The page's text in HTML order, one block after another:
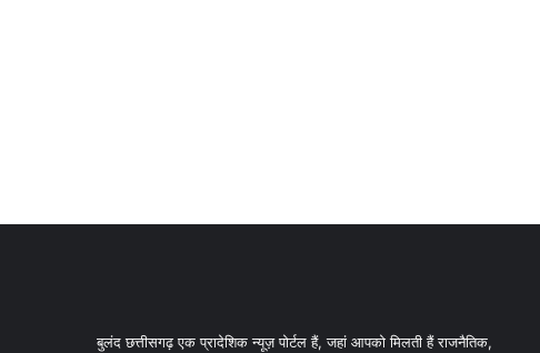
बुलंद छत्तीसगढ़ एक प्रादेशिक न्यूज़ पोर्टल हैं, जहां आपको मिलती हैं राजनैतिक,